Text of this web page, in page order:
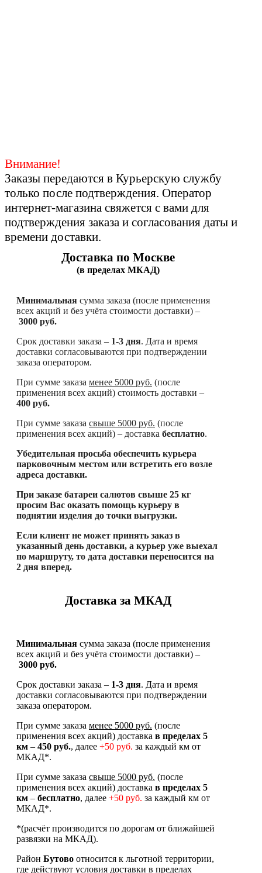
Внимание!
Заказы передаются в Курьерскую службу
только после подтверждения. Оператор
интернет-магазина свяжется с вами для
подтверждения заказа и согласования даты и
времени доставки.
Доставка по Москве
(в пределах МКАД)
Минимальная сумма заказа (после применения
всех акций и без учёта стоимости доставки) –
3000 руб.
Срок доставки заказа – 1-3 дня. Дата и время
доставки согласовываются при подтверждении
заказа оператором.
При сумме заказа менее 5000 руб. (после
применения всех акций) стоимость доставки –
400 руб.
При сумме заказа свыше 5000 руб. (после
применения всех акций) – доставка бесплатно.
Убедительная просьба обеспечить курьера
парковочным местом или встретить его возле
адреса доставки.
При заказе батареи салютов свыше 25 кг
просим Вас оказать помощь курьеру в
поднятии изделия до точки выгрузки.
Если клиент не может принять заказ в
указанный день доставки, а курьер уже выехал
по маршруту, то дата доставки переносится на
2 дня вперед.
Доставка за МКАД
Минимальная сумма заказа (после применения
всех акций и без учёта стоимости доставки) –
3000 руб.
Срок доставки заказа – 1-3 дня. Дата и время
доставки согласовываются при подтверждении
заказа оператором.
При сумме заказа менее 5000 руб. (после
применения всех акций) доставка в пределах 5
км – 450 руб., далее +50 руб. за каждый км от
МКАД*.
При сумме заказа свыше 5000 руб. (после
применения всех акций) доставка в пределах 5
км – бесплатно, далее +50 руб. за каждый км от
МКАД*.
*(расчёт производится по дорогам от ближайшей
развязки на МКАД).
Район Бутово относится к льготной территории,
где действуют условия доставки в пределах